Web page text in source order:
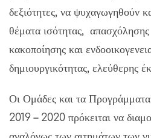
δεξιότητες, να ψυχαγωγηθούν
θέματα ισότητας, απασχόλησης
κακοποίησης και
δημιουργικότητας, ελεύθερης
Οι Ομάδες και τα
2019 – 2020 πρόκειται να